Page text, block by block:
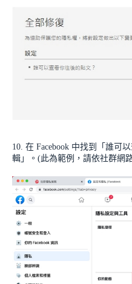
10. 在 Facebook 中找到「誰可
輯」。(此為範例，請依社群網